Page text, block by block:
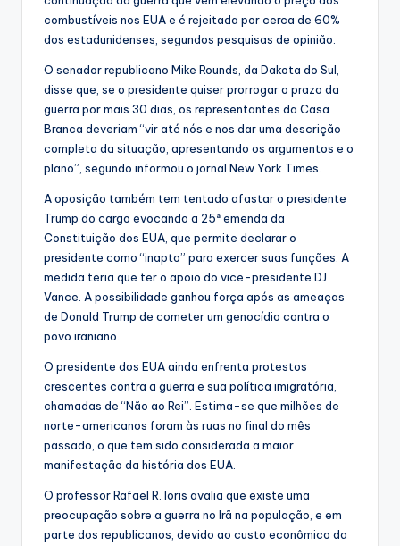
combustíveis nos EUA e é rejeitada por cerca de 60%
dos estadunidenses, segundos pesquisas de opinião.
O senador republicano Mike Rounds, da Dakota do Sul,
disse que, se o presidente quiser prorrogar o prazo da
guerra por mais 30 dias, os representantes da Casa
Branca deveriam “vir até nós e nos dar uma descrição
completa da situação, apresentando os argumentos e o
plano”, segundo informou o jornal New York Times.
A oposição também tem tentado afastar o presidente
Trump do cargo evocando a 25ª emenda da
Constituição dos EUA, que permite declarar o
presidente como “inapto” para exercer suas funções. A
medida teria que ter o apoio do vice-presidente DJ
Vance. A possibilidade ganhou força após as ameaças
de Donald Trump de cometer um genocídio contra o
povo iraniano.
O presidente dos EUA ainda enfrenta protestos
crescentes contra a guerra e sua política imigratória,
chamadas de “Não ao Rei”. Estima-se que milhões de
norte-americanos foram às ruas no final do mês
passado, o que tem sido considerada a maior
manifestação da história dos EUA.
O professor Rafael R. Ioris avalia que existe uma
preocupação sobre a guerra no Irã na população, e em
parte dos republicanos, devido ao custo econômico da